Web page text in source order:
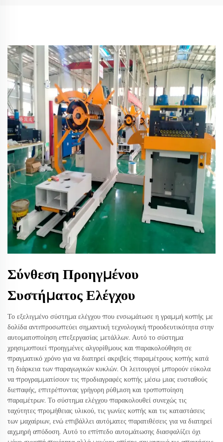
Σύνθεση Προηγμένου
Συστήματος Ελέγχου
Το εξελιγμένο σύστημα ελέγχου που ενσωμάτωσε η γραμμή κοπής με
δολίδα αντιπροσωπεύει σημαντική τεχνολογική προοδευτικότητα στην
αυτοματοποίηση επεξεργασίας μετάλλων. Αυτό το σύστημα
χρησιμοποιεί προηγμένες αλγορίθμους και παρακολούθηση σε
πραγματικό χρόνο για να διατηρεί ακριβείς παραμέτρους κοπής κατά
τη διάρκεια των παραγωγικών κυκλών. Οι λειτουργοί μπορούν εύκολα
να προγραμματίσουν τις προδιαγραφές κοπής μέσω μιας ευσταθούς
διεπαφής, επιτρέποντας γρήγορη ρύθμιση και τροποποίηση
παραμέτρων. Το σύστημα ελέγχου παρακολουθεί συνεχώς τις
ταχύτητες προμήθειας υλικού, τις γωνίες κοπής και τις καταστάσεις
των μαχαίριων, ενώ επιβάλλει αυτόματες παρατιθέσεις για να διατηρεί
αιχμηρή απόδοση. Αυτό το επίπεδο αυτομάτωσης διασφαλίζει όχι